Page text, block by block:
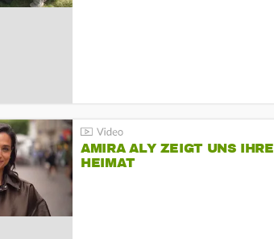
AMIRA ALY ZEIGT UNS IHRE
HEIMAT